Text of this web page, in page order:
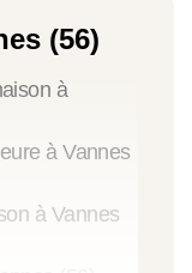
(56)
à
à Vannes
à Vannes